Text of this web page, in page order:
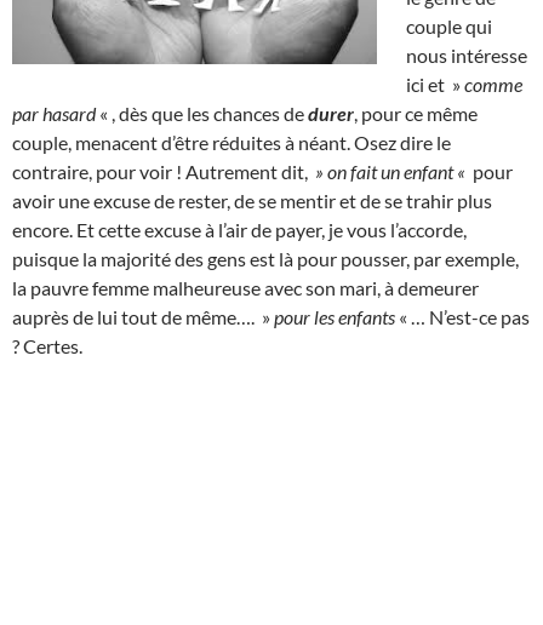
couple qui
nous intéresse
ici et »comme
par hasard« , dès que les chances dedurer , pour ce même
couple, menacent d’être réduites à néant. Osez dire le
contraire, pour voir ! Autrement dit, » on fait un enfant « pour
avoir une excuse de rester, de se mentir et de se trahir plus
encore. Et cette excuse à l’air de payer, je vous l’accorde,
puisque la majorité des gens est là pour pousser, par exemple,
la pauvre femme malheureuse avec son mari, à demeurer
auprès de lui tout de même…. »pour les enfants « … N’est-ce pas
? Certes.